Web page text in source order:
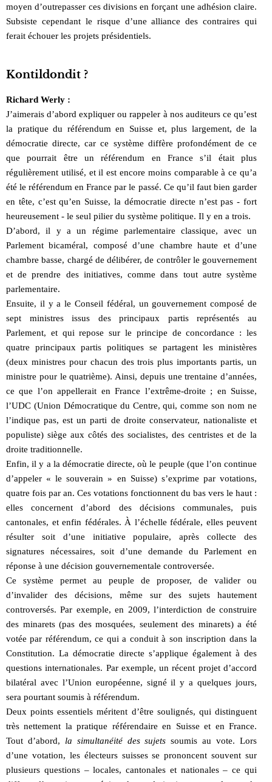
moyen d’outrepasser ces divisions en forçant une adhésion claire.
Subsiste cependant le risque d’une alliance des contraires qui
ferait échouer les projets présidentiels.
Kontildondit ?
Richard Werly :
J’aimerais d’abord expliquer ou rappeler à nos auditeurs ce qu’est
la pratique du référendum en Suisse et, plus largement, de la
démocratie directe, car ce système diffère profondément de ce
que pourrait être un référendum en France s’il était plus
régulièrement utilisé, et il est encore moins comparable à ce qu’a
été le référendum en France par le passé. Ce qu’il faut bien garder
en tête, c’est qu’en Suisse, la démocratie directe n’est pas - fort
heureusement - le seul pilier du système politique. Il y en a trois.
D’abord, il y a un régime parlementaire classique, avec un
Parlement bicaméral, composé d’une chambre haute et d’une
chambre basse, chargé de délibérer, de contrôler le gouvernement
et de prendre des initiatives, comme dans tout autre système
parlementaire.
Ensuite, il y a le Conseil fédéral, un gouvernement composé de
sept ministres issus des principaux partis représentés au
Parlement, et qui repose sur le principe de concordance : les
quatre principaux partis politiques se partagent les ministères
(deux ministres pour chacun des trois plus importants partis, un
ministre pour le quatrième). Ainsi, depuis une trentaine d’années,
ce que l’on appellerait en France l’extrême-droite ; en Suisse,
l’UDC (Union Démocratique du Centre, qui, comme son nom ne
l’indique pas, est un parti de droite conservateur, nationaliste et
populiste) siège aux côtés des socialistes, des centristes et de la
droite traditionnelle.
Enfin, il y a la démocratie directe, où le peuple (que l’on continue
d’appeler « le souverain » en Suisse) s’exprime par votations,
quatre fois par an. Ces votations fonctionnent du bas vers le haut :
elles concernent d’abord des décisions communales, puis
cantonales, et enfin fédérales. À l’échelle fédérale, elles peuvent
résulter soit d’une initiative populaire, après collecte des
signatures nécessaires, soit d’une demande du Parlement en
réponse à une décision gouvernementale controversée.
Ce système permet au peuple de proposer, de valider ou
d’invalider des décisions, même sur des sujets hautement
controversés. Par exemple, en 2009, l’interdiction de construire
des minarets (pas des mosquées, seulement des minarets) a été
votée par référendum, ce qui a conduit à son inscription dans la
Constitution. La démocratie directe s’applique également à des
questions internationales. Par exemple, un récent projet d’accord
bilatéral avec l’Union européenne, signé il y a quelques jours,
sera pourtant soumis à référendum.
Deux points essentiels méritent d’être soulignés, qui distinguent
très nettement la pratique référendaire en Suisse et en France.
Tout d’abord, la simultanéité des sujets soumis au vote. Lors
d’une votation, les électeurs suisses se prononcent souvent sur
plusieurs questions – locales, cantonales et nationales – ce qui